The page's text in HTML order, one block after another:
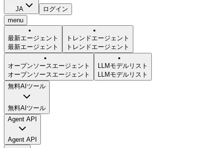
JA
ログイン
menu
最新エージェント
最新エージェント
トレンドエージェント
トレンドエージェント
オープンソースエージェント
オープンソースエージェント
LLMモデルリスト
LLMモデルリスト
無料AIツール
無料AIツール
Agent API
Agent API